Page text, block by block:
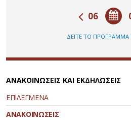
06
ΔΕΙΤΕ ΤΟ
ΑΝΑΚΟΙΝΩΣΕΙΣ ΚΑΙ ΕΚΔΗΛΩΣΕΙΣ
ΕΠΙΛΕΓΜΕΝΑ
ΑΝΑΚΟΙΝΩΣΕΙΣ